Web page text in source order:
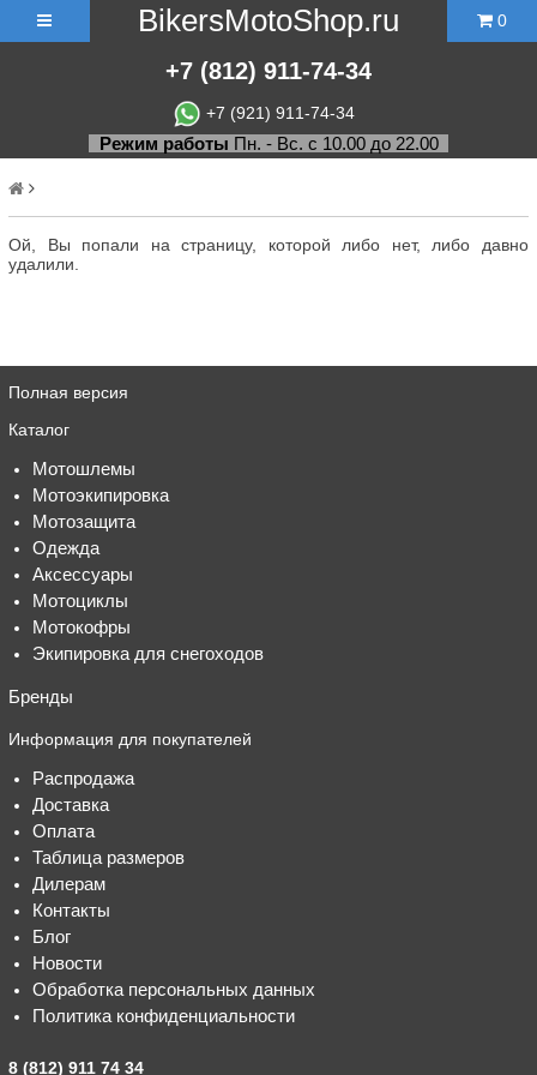
BikersMotoShop.ru
+7 (812) 911-74-34
+7 (921) 911-74-34
0
Режим работы Пн. - Вс. с 10.00 до 22.00
Ой, Вы попали на страницу, которой либо нет, либо давно
удалили.
Полная версия
Каталог
Мотошлемы
Мотоэкипировка
Мотозащита
Одежда
Аксессуары
Мотоциклы
Мотокофры
Экипировка для снегоходов
Бренды
Информация для покупателей
Распродажа
Доставка
Оплата
Таблица размеров
Дилерам
Контакты
Блог
Новости
Обработка персональных данных
Политика конфиденциальности
8 (812) 911 74 34